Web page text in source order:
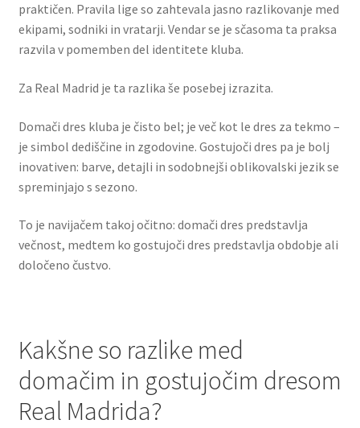
praktičen. Pravila lige so zahtevala jasno razlikovanje med
ekipami, sodniki in vratarji. Vendar se je sčasoma ta praksa
razvila v pomemben del identitete kluba.
Za Real Madrid je ta razlika še posebej izrazita.
Domači dres kluba je čisto bel; je več kot le dres za tekmo –
je simbol dediščine in zgodovine. Gostujoči dres pa je bolj
inovativen: barve, detajli in sodobnejši oblikovalski jezik se
spreminjajo s sezono.
To je navijačem takoj očitno: domači dres predstavlja
večnost, medtem ko gostujoči dres predstavlja obdobje ali
določeno čustvo.
Kakšne so razlike med
domačim in gostujočim dresom
Real Madrida?